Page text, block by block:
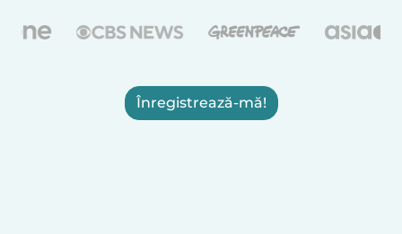
Înregistrează-mă!